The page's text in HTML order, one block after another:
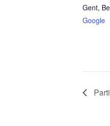
Gent,
Google